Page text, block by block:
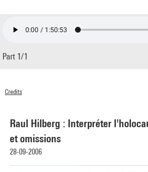
Raul Hilberg : Interpréter
et omissions
28-09-2006
Part 1/1
Credits